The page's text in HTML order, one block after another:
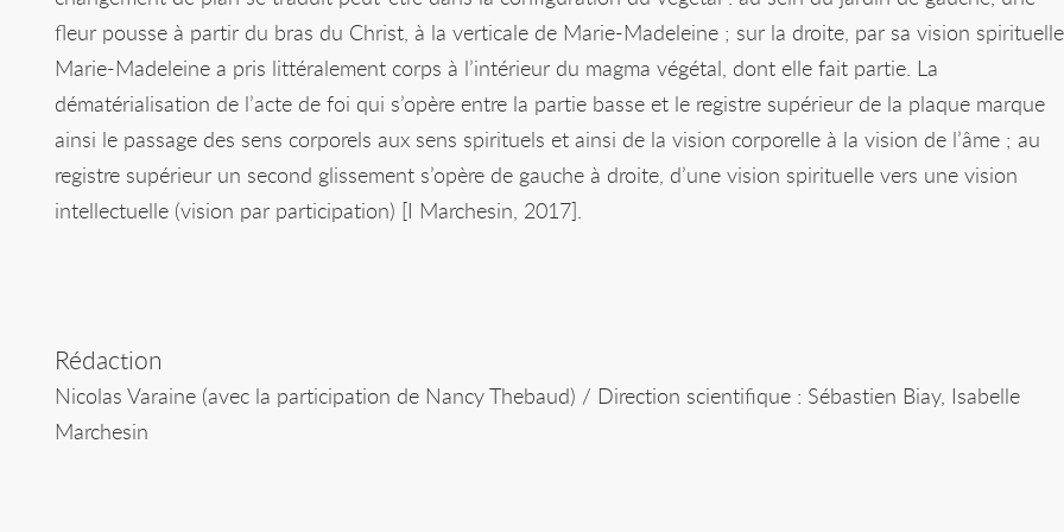
fleur pousse à partir du bras du Christ, à la verticale de Marie-Madeleine ; sur la droite, par sa vision
Marie-Madeleine a pris littéralement corps à l’intérieur du magma végétal, dont elle fait partie. La
dématérialisation de l’acte de foi qui s’opère entre la partie basse et le registre supérieur de la plaque marque
ainsi le passage des sens corporels aux sens spirituels et ainsi de la vision corporelle à la vision de l’âme ; au
registre supérieur un second glissement s’opère de gauche à droite, d’une vision spirituelle vers une vision
intellectuelle (vision par participation) [I Marchesin, 2017].
Rédaction
Nicolas Varaine (avec la participation de Nancy Thebaud) / Direction scientifique : Sébastien Biay, Isabelle
Marchesin